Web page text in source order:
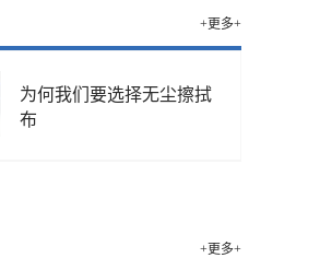
+更多+
为何我们要选择无尘擦拭
布
+更多+